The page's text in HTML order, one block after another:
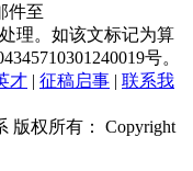
件至
理。如该文标记为算
号。
才 | 征稿启事 | 联系我
版权所有： Copyright